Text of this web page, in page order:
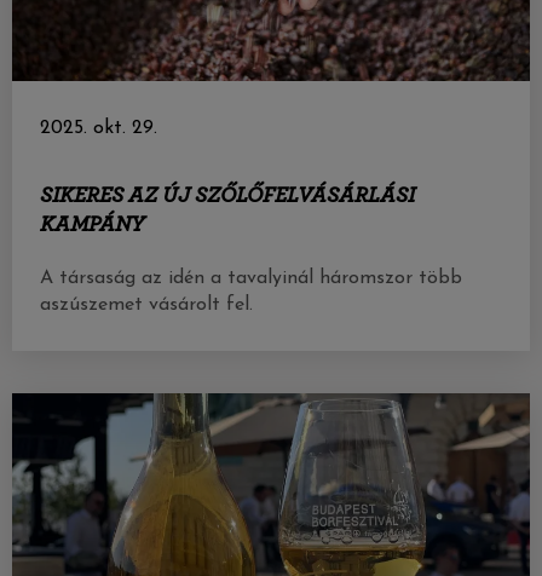
2025. okt. 29.
SIKERES AZ ÚJ SZŐLŐFELVÁSÁRLÁSI
KAMPÁNY
A társaság az idén a tavalyinál háromszor több
aszúszemet vásárolt fel.